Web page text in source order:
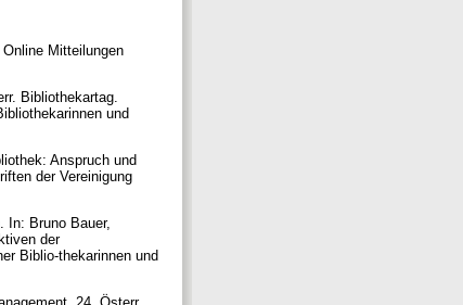
Mitteilungen
Bibliothekartag.
und
Anspruch und
der Vereinigung
In: Bruno Bauer,
der
Biblio-thekarinnen und